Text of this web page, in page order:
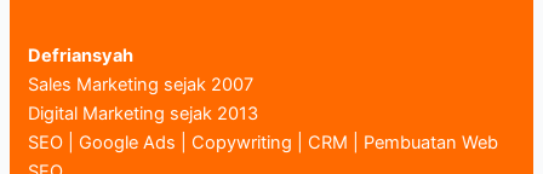
Defriansyah
Sales Marketing sejak 2007
Digital Marketing sejak 2013
SEO | Google Ads | Copywriting | CRM | Pembuatan Web